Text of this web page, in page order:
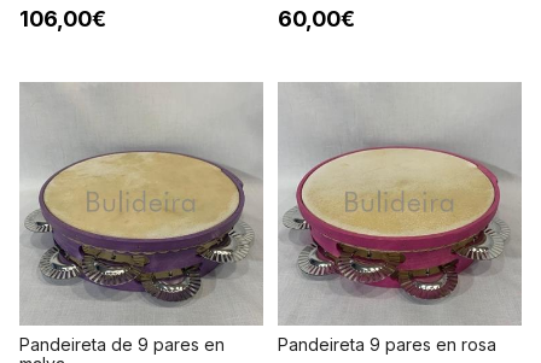
106,00€ 60,00€
Pandeireta de 9 pares en
Pandeireta 9 pares en rosa